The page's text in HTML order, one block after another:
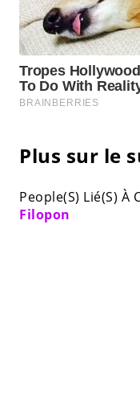
Plus sur le
People(S) Lié(S) À
Filopon